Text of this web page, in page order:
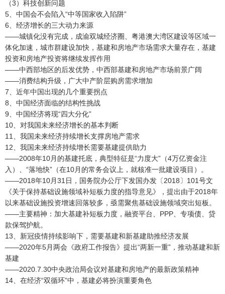
（3）科技创新问题
5、中国会不会陷入“中等国家收入陷阱”
6、经济增长的三大动力来源
——城镇化没有完成，成渝双城经济圈、粤港澳大湾区建设等区域一
体化加速，城市群建设加快，基建和房地产市场需求大量存在，基建
投资和房地产投资将继续发挥作用
——中西部地区的后发优势，中西部基建和房地产市场前景广阔
——消费结构升级，广大中产阶层购房需求增加
7、近年中国出现的几个重要拐点
8、中国经济面临的结构性挑战
9、中国经济将现“四大分化”
10、对我国未来经济增长的基本判断
11、我国未来经济持续增长支撑房地产需求
12、我国未来经济持续增长需要基建提供助力
——2008年10月的基建托底，典型特征是“力度大”（4万亿资金注
入）、“落地快”（在10月的常务会议上，就核准一批建设项目）。
——2018年10月31日，国务院办公厅下发国办发〔2018〕101号文
《关于保持基础设施领域补短板力度的指导意见》，提出由于2018年
以来基础设施投资增速回落较多，亟需聚焦基础设施领域突出短板。
——主要精神：加大基建补短板力度，融资平台、PPP、专项债、贷
款保驾护航。
13、新冠疫情持续影响下，需要基建和新基建助推经济发展
——2020年5月两会《政府工作报告》提出“两新一重”，推动基建和新
基建
——2020.7.30中央政治局会议对基建和房地产的最新政策精神
14、在经济“双循环”中，基建必将扮演重要角色